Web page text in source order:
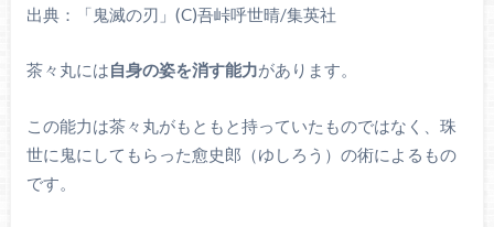
出典：「鬼滅の刃」(C)吾峠呼世晴/集英社
茶々丸には自身の姿を消す能力があります。
この能力は茶々丸がもともと持っていたものではなく、珠
世に鬼にしてもらった愈史郎（ゆしろう）の術によるもの
です。